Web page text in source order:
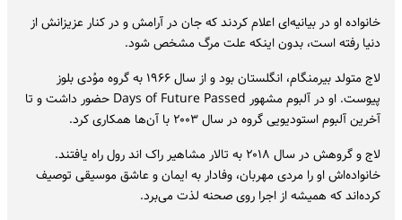
خانواده او در بیانیه‌ای اعلام کردند که جان در آرامش و در کنار عزیزانش از
دنیا رفته است، بدون اینکه علت مرگ مشخص شود.
لاج متولد بیرمنگام، انگلستان بود و از سال ۱۹۶۶ به گروه موُدی بلوز
پیوست. او در آلبوم مشهور Days of Future Passed حضور داشت و تا
آخرین آلبوم استودیویی گروه در سال ۲۰۰۳ با آن‌ها همکاری کرد.
لاج و گروهش در سال ۲۰۱۸ به تالار مشاهیر راک اند رول راه یافتند.
خانواده‌اش او را مردی مهربان، وفادار به ایمان و عاشق موسیقی توصیف
کرده‌اند که همیشه از اجرا روی صحنه لذت می‌برد.